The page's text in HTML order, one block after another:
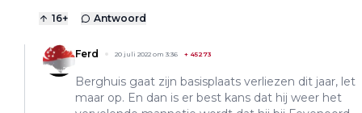
16+ Antwoord
Ferd 20 juli 2022 om 3:36 + 45273
Berghuis gaat zijn basisplaats verliezen dit jaar, let
maar op. En dan is er best kans dat hij weer het